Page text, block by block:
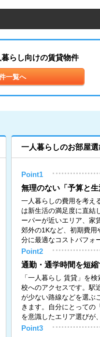
らし向けの賃貸物件
一覧へ
一人暮らしのお部屋
Point1
無理のない「予算と
一人暮らしの費用を考え
は新生活の満足度に直結
ーパーが近いエリア、家
郊外の1Kなど、初期費用
分に最適なコストパフォ
Point2
通勤・通学時間を短
「一人暮らし 賃貸」を
校へのアクセスです。駅
が少ない路線などを選ぶ
きます。自分にとっての
を意識したエリア選びが
Point3